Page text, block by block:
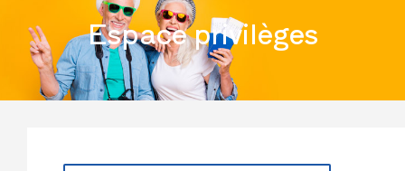
Espace privilèges